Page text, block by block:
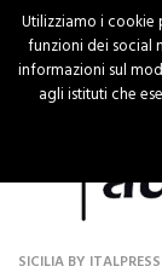
Utilizziamo i cookie
funzioni dei social
informazioni sul
agli istituti che